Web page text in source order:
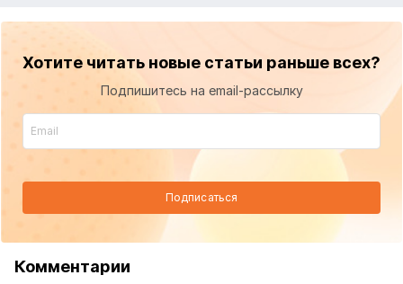
Хотите читать новые статьи раньше всех?
Подпишитесь на email-рассылку
Подписаться
Комментарии